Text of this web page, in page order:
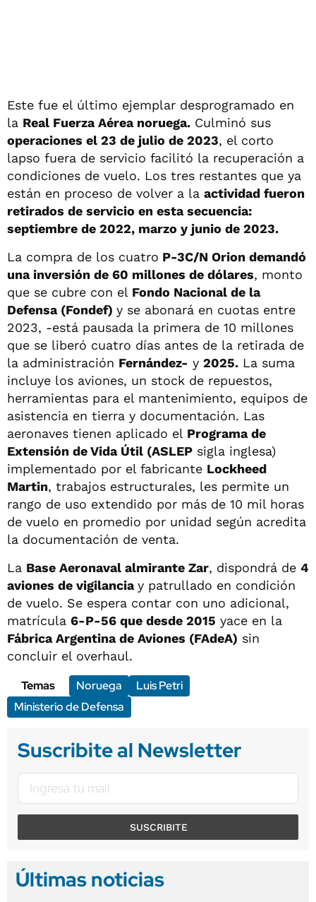
Este fue el último ejemplar desprogramado en
la Real Fuerza Aérea noruega. Culminó sus
operaciones el 23 de julio de 2023, el corto
lapso fuera de servicio facilitó la recuperación a
condiciones de vuelo. Los tres restantes que ya
están en proceso de volver a la actividad fueron
retirados de servicio en esta secuencia:
septiembre de 2022, marzo y junio de 2023.
La compra de los cuatro P-3C/N Orion demandó
una inversión de 60 millones de dólares, monto
que se cubre con el Fondo Nacional de la
Defensa (Fondef) y se abonará en cuotas entre
2023, -está pausada la primera de 10 millones
que se liberó cuatro días antes de la retirada de
la administración Fernández- y 2025. La suma
incluye los aviones, un stock de repuestos,
herramientas para el mantenimiento, equipos de
asistencia en tierra y documentación. Las
aeronaves tienen aplicado el Programa de
Extensión de Vida Útil (ASLEP sigla inglesa)
implementado por el fabricante Lockheed
Martin, trabajos estructurales, les permite un
rango de uso extendido por más de 10 mil horas
de vuelo en promedio por unidad según acredita
la documentación de venta.
La Base Aeronaval almirante Zar, dispondrá de 4
aviones de vigilanciay patrullado en condición
de vuelo. Se espera contar con uno adicional,
matrícula 6-P-56 que desde 2015 yace en la
Fábrica Argentina de Aviones (FAdeA) sin
concluir el overhaul.
Temas
Noruega
Luis Petri
Ministerio de Defensa
Suscribite al Newsletter
SUSCRIBITE
Últimas noticias